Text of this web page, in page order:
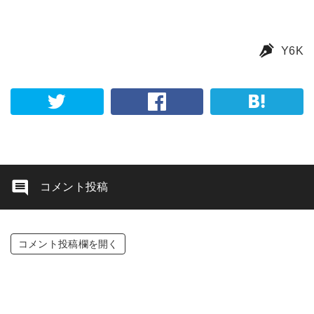
Y6K
コメント投稿
コメント投稿欄を開く